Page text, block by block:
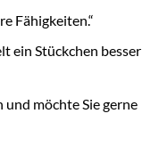
Fähigkeiten.“
ein Stückchen besser
möchte Sie gerne